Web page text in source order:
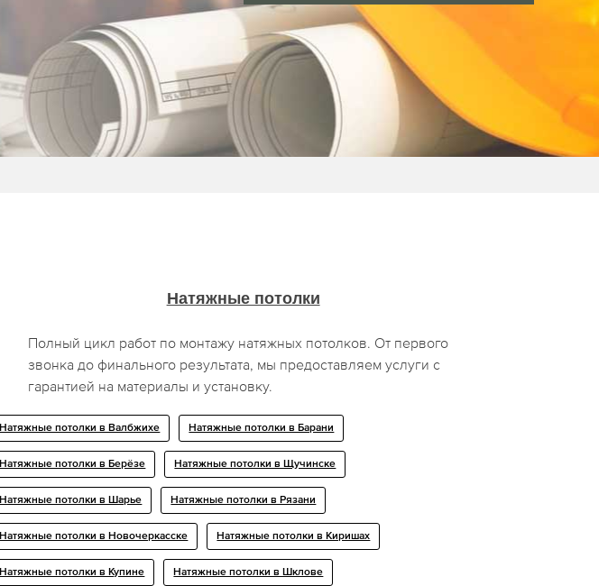
Натяжные потолки
Полный цикл работ по монтажу натяжных потолков. От первого
звонка до финального результата, мы предоставляем услуги с
гарантией на материалы и установку.
Натяжные потолки в Валбжихе Натяжные потолки в Барани
Натяжные потолки в Берёзе Натяжные потолки в Щучинске
Натяжные потолки в Шарье Натяжные потолки в Рязани
Натяжные потолки в Новочеркасске Натяжные потолки в Киришах
Натяжные потолки в Купине Натяжные потолки в Шклове